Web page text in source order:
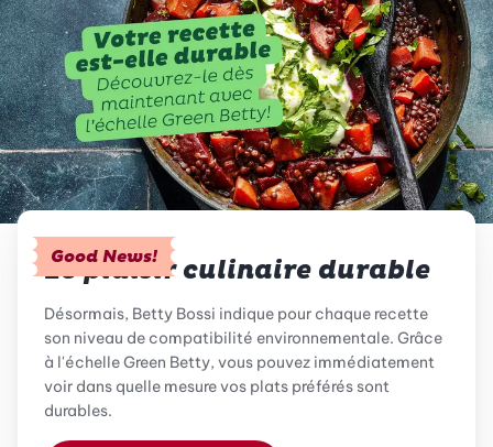
Good News!
Le plaisir culinaire durable
Désormais, Betty Bossi indique pour chaque recette
son niveau de compatibilité environnementale. Grâce
à l'échelle Green Betty, vous pouvez immédiatement
voir dans quelle mesure vos plats préférés sont
durables.